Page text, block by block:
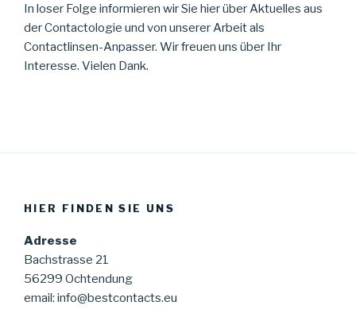
In loser Folge informieren wir Sie hier über Aktuelles aus
der Contactologie und von unserer Arbeit als
Contactlinsen-Anpasser. Wir freuen uns über Ihr
Interesse. Vielen Dank.
HIER FINDEN SIE UNS
Adresse
Bachstrasse 21
56299 Ochtendung
email: info@bestcontacts.eu